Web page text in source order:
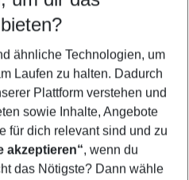
Nächte
anzeigen
ähnliche Technologien, um
Laufen zu halten. Dadurch
Plattform verstehen und
sowie Inhalte, Angebote
für dich relevant sind und zu
akzeptieren“, wenn du
das Nötigste? Dann wähle